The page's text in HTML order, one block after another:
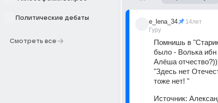
Политические дебаты
Смотреть все
e_lena_34
Гуру
14лет
Помнишь в
было - Волька
Алёша
"Здесь нет
тоже нет! "
Источник: